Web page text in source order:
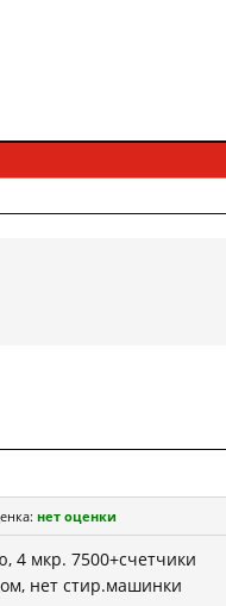
нет оценки
4 мкр. 7500+счетчики
нет стир.машинки